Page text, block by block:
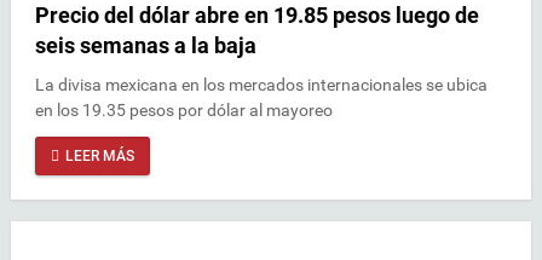
Precio del dólar abre en 19.85 pesos luego de
seis semanas a la baja
La divisa mexicana en los mercados internacionales se ubica
en los 19.35 pesos por dólar al mayoreo
LEER MÁS